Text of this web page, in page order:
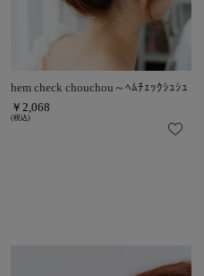
hem check chouchou～ﾍﾑﾁｪｯｸｼｭｼｭ
￥2,068
(税込)